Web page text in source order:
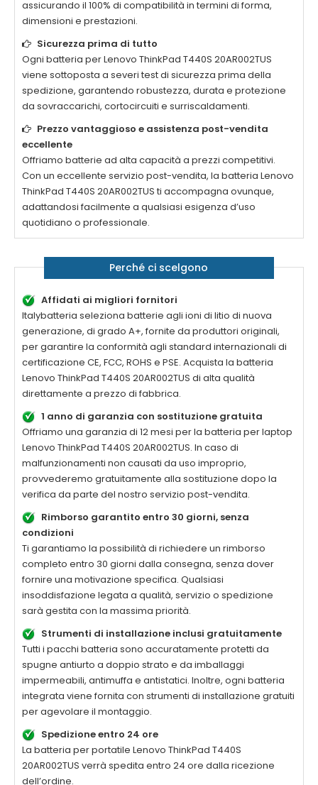
assicurando il 100% di compatibilità in termini di forma,
dimensioni e prestazioni.
Sicurezza prima di tutto
Ogni batteria per Lenovo ThinkPad T440S 20AR002TUS
viene sottoposta a severi test di sicurezza prima della
spedizione, garantendo robustezza, durata e protezione
da sovraccarichi, cortocircuiti e surriscaldamenti.
Prezzo vantaggioso e assistenza post-vendita
eccellente
Offriamo batterie ad alta capacità a prezzi competitivi.
Con un eccellente servizio post-vendita, la batteria Lenovo
ThinkPad T440S 20AR002TUS ti accompagna ovunque,
adattandosi facilmente a qualsiasi esigenza d’uso
quotidiano o professionale.
Perché ci scelgono
Affidati ai migliori fornitori
Italybatteria seleziona batterie agli ioni di litio di nuova
generazione, di grado A+, fornite da produttori originali,
per garantire la conformità agli standard internazionali di
certificazione CE, FCC, ROHS e PSE. Acquista la batteria
Lenovo ThinkPad T440S 20AR002TUS di alta qualità
direttamente a prezzo di fabbrica.
1 anno di garanzia con sostituzione gratuita
Offriamo una garanzia di 12 mesi per la batteria per laptop
Lenovo ThinkPad T440S 20AR002TUS. In caso di
malfunzionamenti non causati da uso improprio,
provvederemo gratuitamente alla sostituzione dopo la
verifica da parte del nostro servizio post-vendita.
Rimborso garantito entro 30 giorni, senza
condizioni
Ti garantiamo la possibilità di richiedere un rimborso
completo entro 30 giorni dalla consegna, senza dover
fornire una motivazione specifica. Qualsiasi
insoddisfazione legata a qualità, servizio o spedizione
sarà gestita con la massima priorità.
Strumenti di installazione inclusi gratuitamente
Tutti i pacchi batteria sono accuratamente protetti da
spugne antiurto a doppio strato e da imballaggi
impermeabili, antimuffa e antistatici. Inoltre, ogni batteria
integrata viene fornita con strumenti di installazione gratuiti
per agevolare il montaggio.
Spedizione entro 24 ore
La batteria per portatile Lenovo ThinkPad T440S
20AR002TUS verrà spedita entro 24 ore dalla ricezione
dell’ordine.